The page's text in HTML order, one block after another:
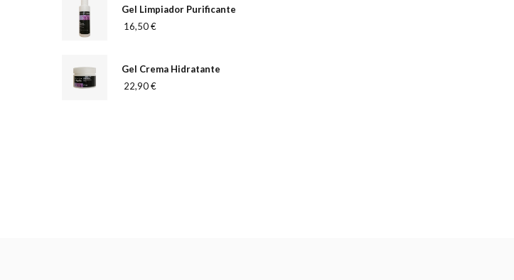
Gel Limpiador Purificante
16,50 €
Gel Crema Hidratante
22,90 €